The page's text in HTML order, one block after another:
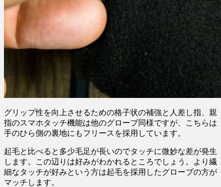
グリップ性を向上させるための格子状の補強と人差し指、親
指のスマホタッチ機能は他のグローブ同様ですが、こちらは
手のひら側の裏地にもフリースを採用しています。
起毛と比べると多少毛足が長いのでタッチに微妙な差が発生
します。この辺りは好みがわかれるところでしょう。より繊
細なタッチが好みという方は起毛を採用したグローブの方が
マッチします。